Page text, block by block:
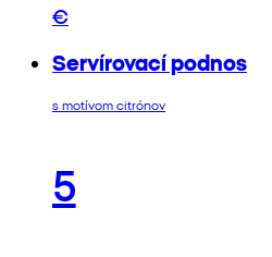
€
Servírovací podnos
s motívom citrónov
5